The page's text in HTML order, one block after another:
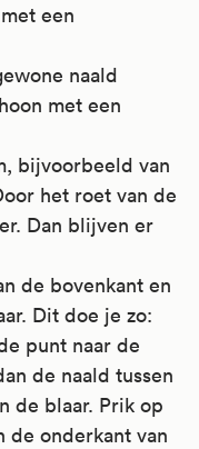
een
naald
met een
bijvoorbeeld van
het roet van de
Dan blijven er
de bovenkant en
Dit doe je zo:
punt naar de
de naald tussen
de blaar. Prik op
de onderkant van